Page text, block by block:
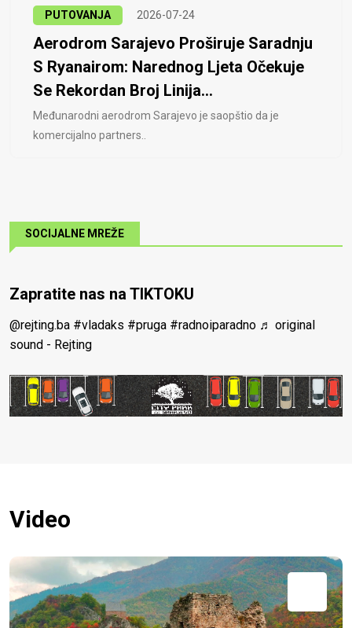
PUTOVANJA 2026-07-24
Aerodrom Sarajevo Proširuje Saradnju
S Ryanairom: Narednog Ljeta Očekuje
Se Rekordan Broj Linija...
Međunarodni aerodrom Sarajevo je saopštio da je
komercijalno partners..
SOCIJALNE MREŽE
Zapratite nas na TIKTOKU
@rejting.ba #vladaks #pruga #radnoiparadno ♬ original
sound - Rejting
Video